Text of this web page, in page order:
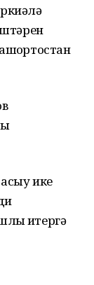
ике
итергә